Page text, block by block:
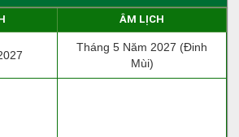
ÂM LỊCH
Tháng 5 Năm 2027 (Đinh
Mùi)